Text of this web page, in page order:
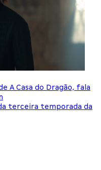
A Casa do Dragão, fala
terceira temporada da